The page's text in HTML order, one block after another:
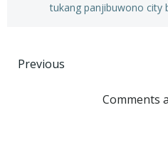
tukang panjibuwono city
Post
navigation
Previous
Comments